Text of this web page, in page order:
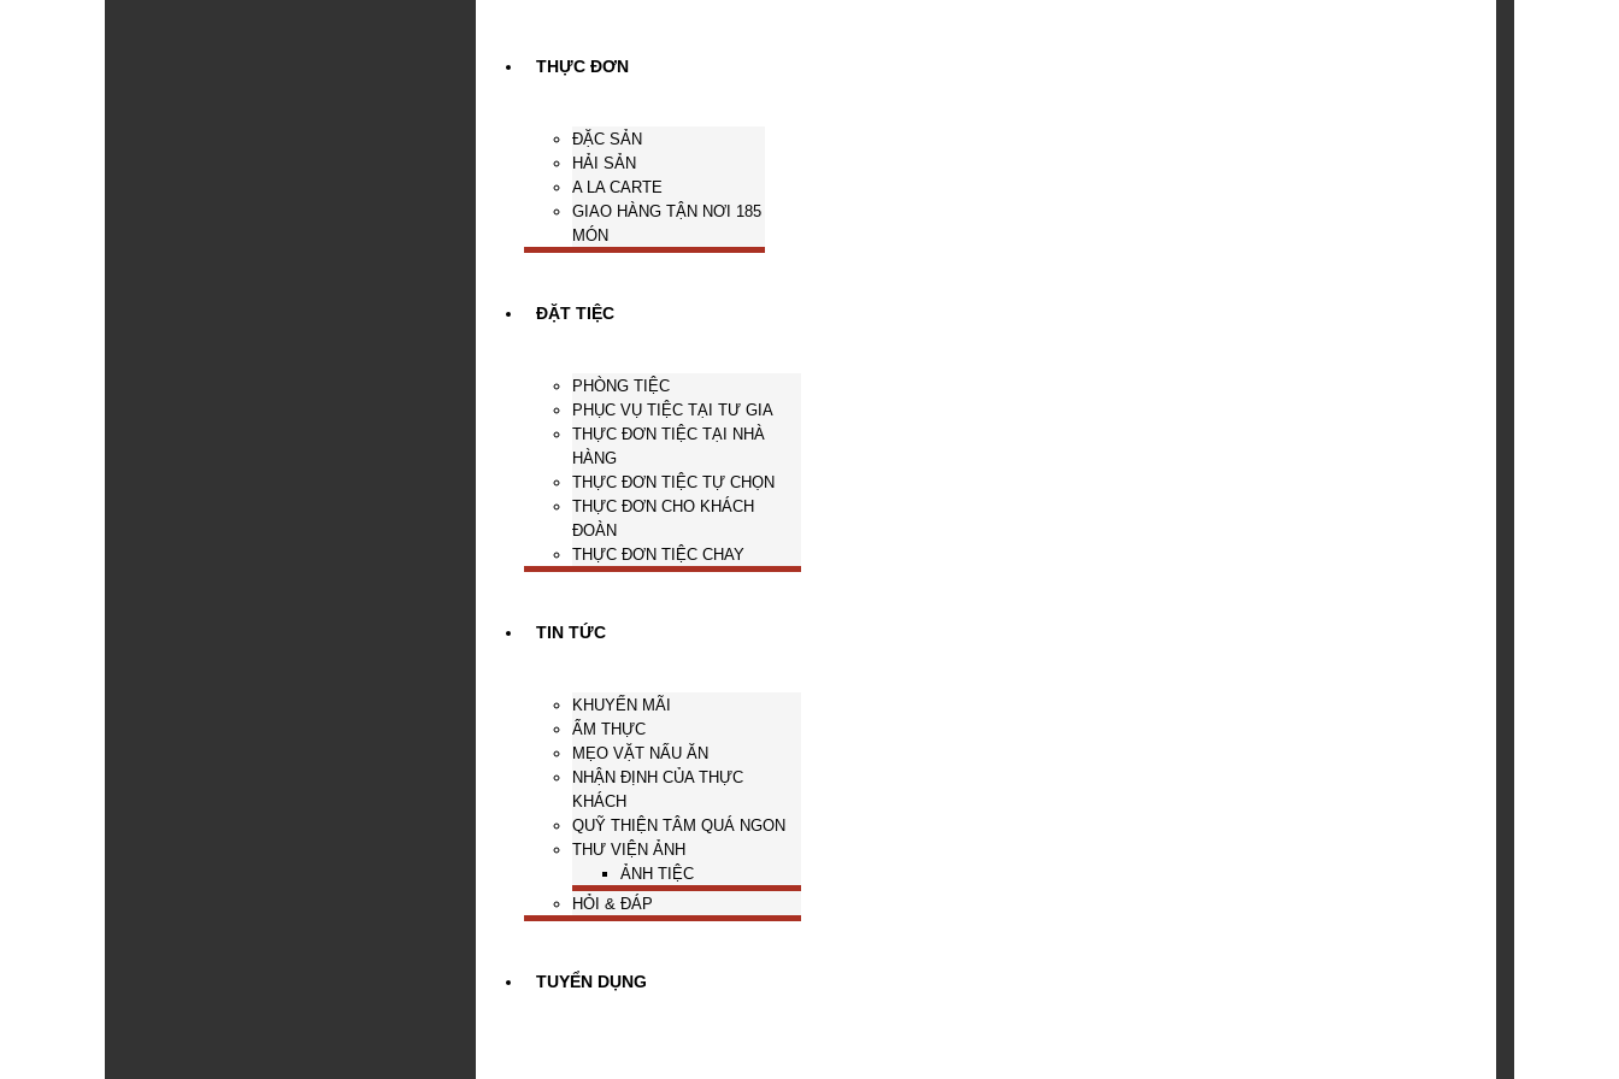
THỰC ĐƠN
ĐẶC SẢN
HẢI SẢN
A LA CARTE
GIAO HÀNG TẬN NƠI 185
MÓN
ĐẶT TIỆC
PHÒNG TIỆC
PHỤC VỤ TIỆC TẠI TƯ GIA
THỰC ĐƠN TIỆC TẠI NHÀ
HÀNG
THỰC ĐƠN TIỆC TỰ CHỌN
THỰC ĐƠN CHO KHÁCH
ĐOÀN
THỰC ĐƠN TIỆC CHAY
TIN TỨC
KHUYẾN MÃI
ẨM THỰC
MẸO VẶT NẤU ĂN
NHẬN ĐỊNH CỦA THỰC
KHÁCH
QUỸ THIỆN TÂM QUÁ NGON
THƯ VIỆN ẢNH
ẢNH TIỆC
HỎI & ĐÁP
TUYỂN DỤNG